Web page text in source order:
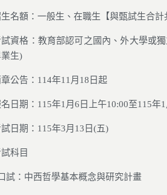
名額：一般生、在職生【與甄試生合計
資格：教育部認可之國內、外大學或
生)
章公告：114年11月18日起
日期：115年1月6日上午10:00至115年
日期：115年3月13日(五)
科目
試：中西哲學基本概念與研究計畫